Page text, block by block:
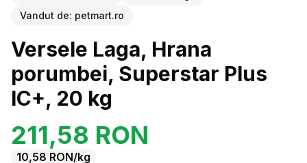
Vandut de: petmart.ro
Versele Laga, Hrana
porumbei, Superstar Plus
IC+, 20 kg
211,58 RON
10,58 RON/kg